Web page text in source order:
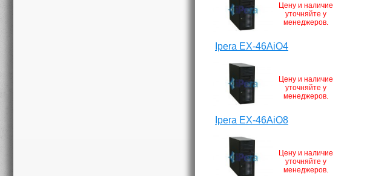
Цену и наличие
уточняйте у
менеджеров.
Ipera EX-46AiO4
Цену и наличие
уточняйте у
менеджеров.
Ipera EX-46AiO8
Цену и наличие
уточняйте у
менеджеров.